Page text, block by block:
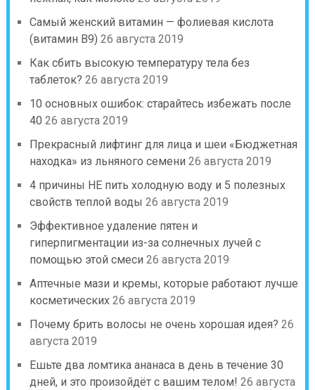
Самый женский витамин — фолиевая кислота
(витамин В9) 26 августа 2019
Как сбить высокую температуру тела без
таблеток? 26 августа 2019
10 основных ошибок: старайтесь избежать после
40 26 августа 2019
Прекрасный лифтинг для лица и шеи «Бюджетная
находка» из льняного семени 26 августа 2019
4 причины НЕ пить холодную воду и 5 полезных
свойств теплой воды 26 августа 2019
Эффективное удаление пятен и
гиперпигментации из-за солнечных лучей с
помощью этой смеси 26 августа 2019
Аптечные мази и кремы, которые работают лучше
косметических 26 августа 2019
Почему брить волосы не очень хорошая идея? 26
августа 2019
Ешьте два ломтика ананаса в день в течение 30
дней, и это произойдёт с вашим телом! 26 августа